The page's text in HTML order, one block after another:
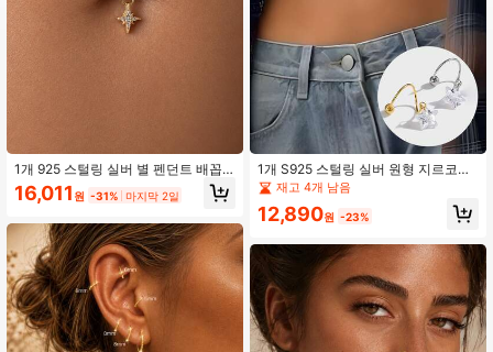
1개 925 스털링 실버 별 펜던트 배꼽
링, 배꼽 주얼리, 8mm, 10mm, 12mm
사이즈 선택 가능
16,011 원 -31% 마지막 2일
1개 S925 스털링 실버 원형 지르코니
아 스타 배꼽 피어싱, 라운드 스프링
나사 포함, 일상 착용에 적합, 여자친
구, 어머니 및 자매를 위한 완벽한 선
재고 4개 남음
12,890원 -23%